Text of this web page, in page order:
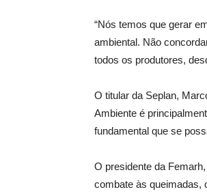
“Nós temos que gerar
ambiental. Não
todos os produtores,
O titular da Seplan,
Ambiente é
fundamental que se
O presidente da
combate às queimadas,